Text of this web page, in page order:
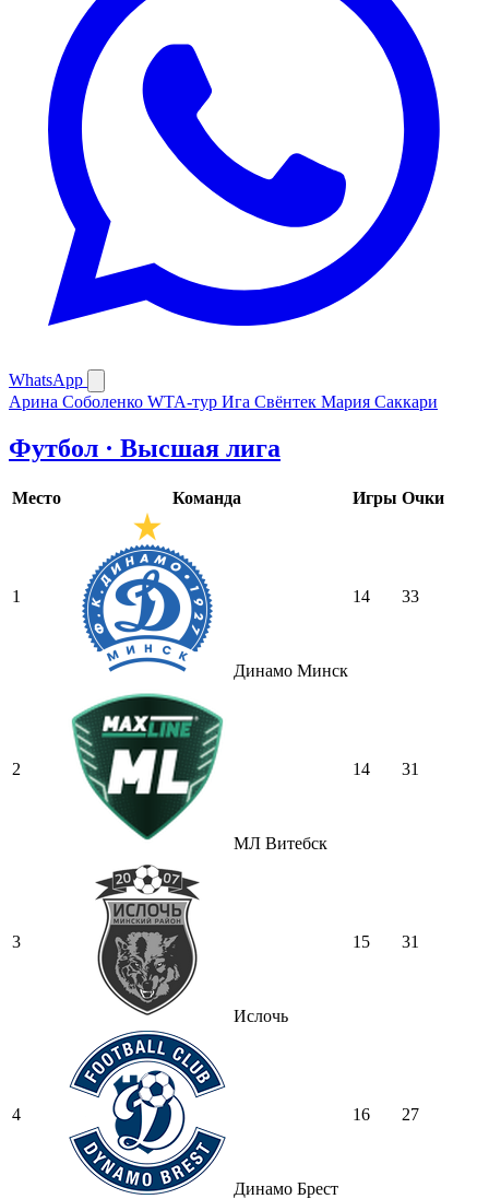
WhatsApp
Арина Соболенко WTA-тур Ига Свёнтек Мария Саккари
Футбол · Высшая лига
Место Команда Игры Очки
1
Динамо Минск
14 33
2
МЛ Витебск
14 31
3
Ислочь
15 31
4
Динамо Брест
16 27